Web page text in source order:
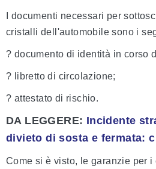
I documenti necessari per
cristalli dell'automobile sono i
? documento di identità in corso
? libretto di circolazione;
? attestato di rischio.
DA LEGGERE: Incidente
divieto di sosta e fermata:
Come si è visto, le garanzie per